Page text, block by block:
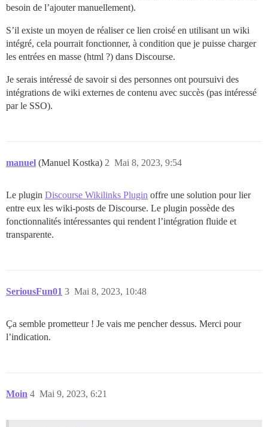
besoin de l’ajouter manuellement).
S’il existe un moyen de réaliser ce lien croisé en utilisant un wiki
intégré, cela pourrait fonctionner, à condition que je puisse charger
les entrées en masse (html ?) dans Discourse.
Je serais intéressé de savoir si des personnes ont poursuivi des
intégrations de wiki externes de contenu avec succès (pas intéressé
par le SSO).
manuel (Manuel Kostka) Mai 8, 2023, 9:54
2
Le plugin Discourse Wikilinks Plugin offre une solution pour lier
entre eux les wiki-posts de Discourse. Le plugin possède des
fonctionnalités intéressantes qui rendent l’intégration fluide et
transparente.
SeriousFun01 Mai 8, 2023, 10:48
3
Ça semble prometteur ! Je vais me pencher dessus. Merci pour
l’indication.
Moin Mai 9, 2023, 6:21
4